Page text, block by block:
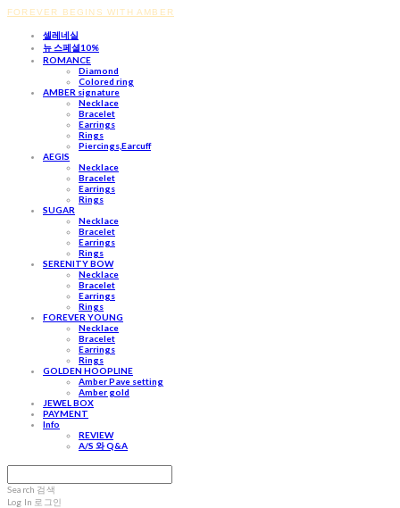
FOREVER BEGINS WITH AMBER
셀레네실
뉴 스페셜10%
ROMANCE
Diamond
Colored ring
AMBER signature
Necklace
Bracelet
Earrings
Rings
Piercings,Earcuff
AEGIS
Necklace
Bracelet
Earrings
Rings
SUGAR
Necklace
Bracelet
Earrings
Rings
SERENITY BOW
Necklace
Bracelet
Earrings
Rings
FOREVER YOUNG
Necklace
Bracelet
Earrings
Rings
GOLDEN HOOPLINE
Amber Pave setting
Amber gold
JEWEL BOX
PAYMENT
Info
REVIEW
A/S 와 Q&A
Search 검색
Log In 로그인